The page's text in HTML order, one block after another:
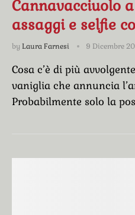
Cannavacciuolo
assaggi e selfie
by Laura Farnesi 9 Dicembre
Cosa c’è di più
vaniglia che annuncia
Probabilmente solo la